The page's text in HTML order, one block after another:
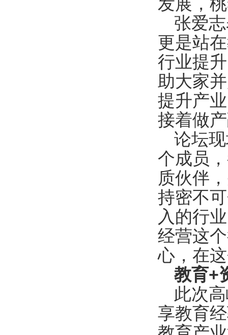
张爱
更是站
行业提
助大家
提升产
接着做
论坛
个成员
质伙伴
持密不
入的行
经营这
心，在
教育+
此次
享教育